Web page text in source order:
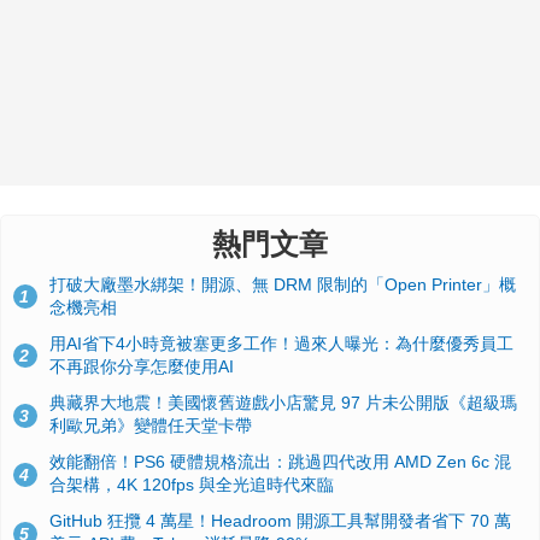
熱門文章
1
打破大廠墨水綁架！開源、無 DRM 限制的「Open Printer」概
念機亮相
2
用AI省下4小時竟被塞更多工作！過來人曝光：為什麼優秀員工
不再跟你分享怎麼使用AI
3
典藏界大地震！美國懷舊遊戲小店驚見 97 片未公開版《超級瑪
利歐兄弟》變體任天堂卡帶
4
效能翻倍！PS6 硬體規格流出：跳過四代改用 AMD Zen 6c 混
合架構，4K 120fps 與全光追時代來臨
5
GitHub 狂攬 4 萬星！Headroom 開源工具幫開發者省下 70 萬